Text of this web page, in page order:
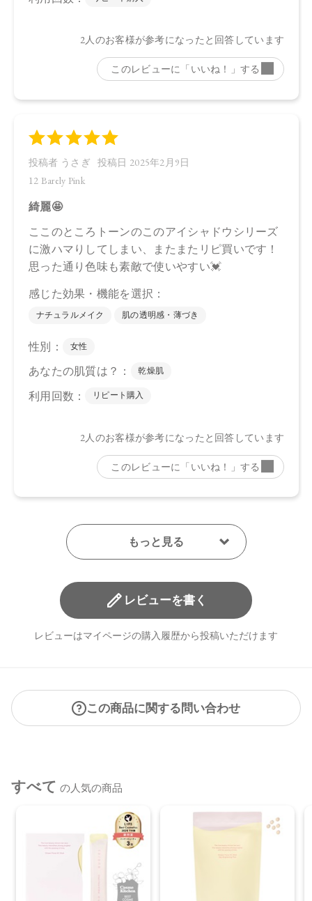
レビューを書く
レビューはマイページの購入履歴から投稿いただけます
この商品に関する問い合わせ
すべて の人気の商品